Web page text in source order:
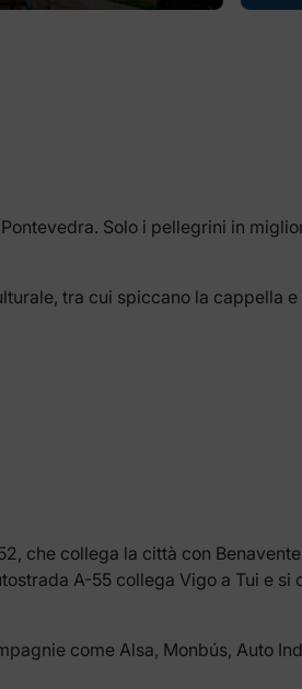
Solo i pellegrini in
tra cui spiccano la cappella
che collega la città con
A-55 collega Vigo a Tui e
come Alsa, Monbús, Auto